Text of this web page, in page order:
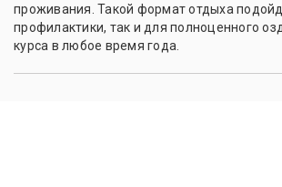
проживания. Такой формат отдыха
профилактики, так и для полноценного
курса в любое время года.